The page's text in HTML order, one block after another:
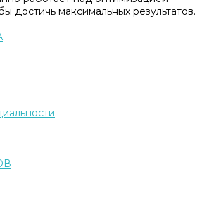
достичь максимальных результатов.